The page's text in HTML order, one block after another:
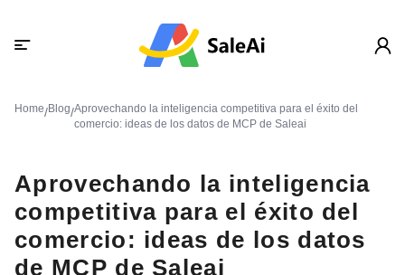
Home/Blog/Aprovechando la inteligencia competitiva para el éxito del
comercio: ideas de los datos de MCP de Saleai
Aprovechando la inteligencia
competitiva para el éxito del
comercio: ideas de los datos
de MCP de Saleai